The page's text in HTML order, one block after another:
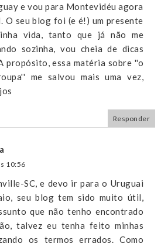
e vou para Montevidéu agora
O seu blog foi (e é!) um presente
vida, tanto que já não me
sozinha, vou cheia de dicas
propósito, essa matéria sobre ''o
me salvou mais uma vez,
Responder
10:56
SC, e devo ir para o Uruguai
seu blog tem sido muito útil,
que não tenho encontrado
talvez eu tenha feito minhas
os termos errados. Como